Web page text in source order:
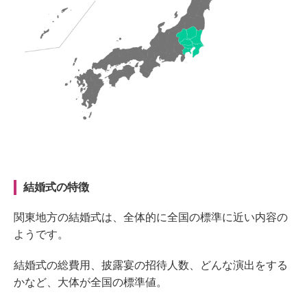
結婚式の特徴
関東地方の結婚式は、全体的に全国の標準に近い内容の
ようです。
結婚式の総費用 、披露宴の招待人数、どんな演出をする
かなど、大体が全国の標準値。